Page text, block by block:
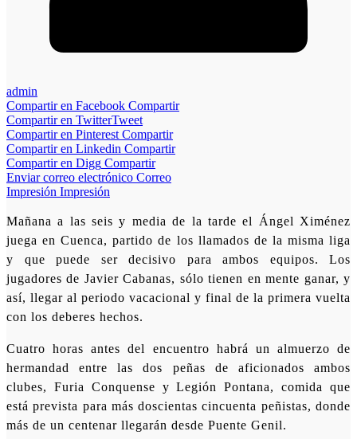
admin
Compartir en Facebook Compartir
Compartir en TwitterTweet
Compartir en Pinterest Compartir
Compartir en Linkedin Compartir
Compartir en Digg Compartir
Enviar correo electrónico Correo
Impresión Impresión
Mañana a las seis y media de la tarde el Ángel Ximénez
juega en Cuenca, partido de los llamados de la misma liga
y que puede ser decisivo para ambos equipos. Los
jugadores de Javier Cabanas, sólo tienen en mente ganar, y
así, llegar al periodo vacacional y final de la primera vuelta
con los deberes hechos.
Cuatro horas antes del encuentro habrá un almuerzo de
hermandad entre las dos peñas de aficionados ambos
clubes, Furia Conquense y Legión Pontana, comida que
está prevista para más doscientas cincuenta peñistas, donde
más de un centenar llegarán desde Puente Genil.